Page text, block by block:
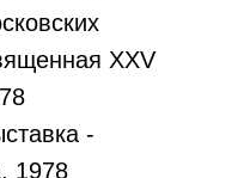
XXV
-
1978